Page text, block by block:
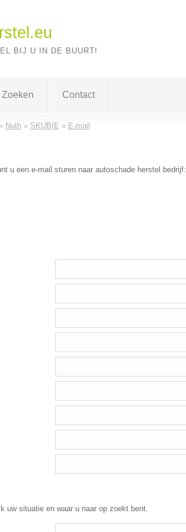
BIJ U IN DE BUURT!
Zoeken Contact
Nuth» SKUBIE » E-mail
u een e-mail sturen naar autoschade herstel bedrijf:
uw situatie en waar u naar op zoekt bent.